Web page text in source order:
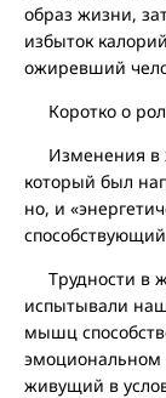
образ жизни,
избыток
ожиревший
Коротко о
Изменения в
который был
но, и
Трудности в
испытывали
мышц
эмоциональном
живущий в